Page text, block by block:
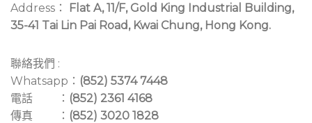
Address：
Flat A, 11/F, Gold King Industrial Building,
35-41 Tai Lin Pai Road, Kwai Chung, Hong Kong.
聯絡我們 :
Whatsapp： (852) 5374 7448
電話 ： (852) 2361 4168
傳真 ： (852) 3020 1828